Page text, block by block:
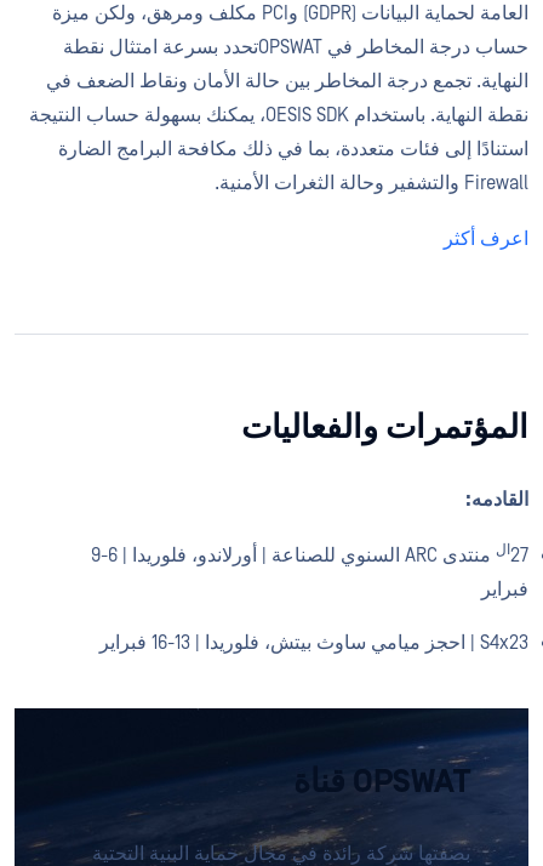
العامة لحماية البيانات (GDPR) وPCI مكلف ومرهق، ولكن ميزة
حساب درجة المخاطر في OPSWATتحدد بسرعة امتثال نقطة
النهاية. تجمع درجة المخاطر بين حالة الأمان ونقاط الضعف في
نقطة النهاية. باستخدام OESIS SDK، يمكنك بسهولة حساب النتيجة
استنادًا إلى فئات متعددة، بما في ذلك مكافحة البرامج الضارة
Firewall والتشفير وحالة الثغرات الأمنية.
اعرف أكثر
المؤتمرات والفعاليات
القادمه:
27 ال
منتدى ARC السنوي للصناعة | أورلاندو، فلوريدا | 6-9
فبراير
S4x23 | احجز ميامي ساوث بيتش، فلوريدا | 13-16 فبراير
OPSWAT قناة
بصفتها شركة رائدة في مجال حماية البنية التحتية